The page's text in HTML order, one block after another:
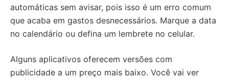
automáticas sem avisar, pois isso é um erro comum
que acaba em gastos desnecessários. Marque a data
no calendário ou defina um lembrete no celular.
Alguns aplicativos oferecem versões com
publicidade a um preço mais baixo. Você vai ver